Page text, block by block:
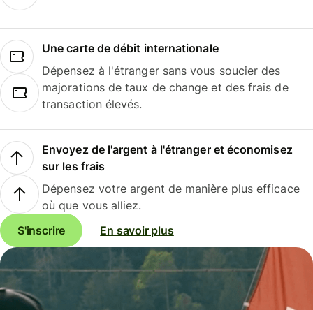
Une carte de débit internationale
Dépensez à l'étranger sans vous soucier des
majorations de taux de change et des frais de
transaction élevés.
Envoyez de l'argent à l'étranger et économisez
sur les frais
Dépensez votre argent de manière plus efficace
où que vous alliez.
S'inscrire
En savoir plus